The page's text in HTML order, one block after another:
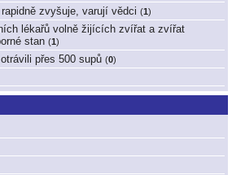
zvyšuje, varují vědci (1)
lékařů volně žijících zvířat a zvířat
stan (1)
přes 500 supů (0)